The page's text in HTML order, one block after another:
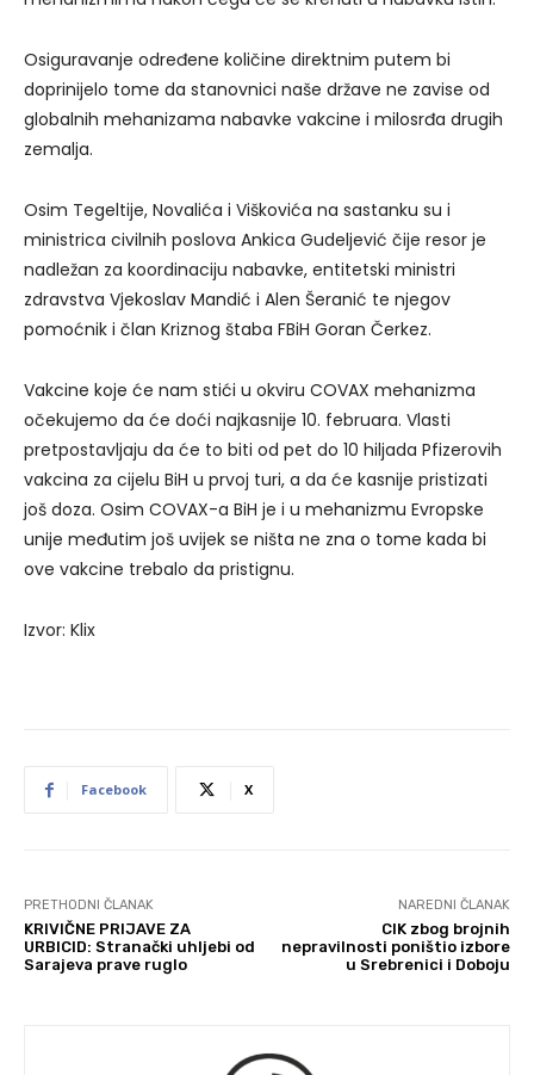
Osiguravanje određene količine direktnim putem bi
doprinijelo tome da stanovnici naše države ne zavise od
globalnih mehanizama nabavke vakcine i milosrđa drugih
zemalja.
Osim Tegeltije, Novalića i Viškovića na sastanku su i
ministrica civilnih poslova Ankica Gudeljević čije resor je
nadležan za koordinaciju nabavke, entitetski ministri
zdravstva Vjekoslav Mandić i Alen Šeranić te njegov
pomoćnik i član Kriznog štaba FBiH Goran Čerkez.
Vakcine koje će nam stići u okviru COVAX mehanizma
očekujemo da će doći najkasnije 10. februara. Vlasti
pretpostavljaju da će to biti od pet do 10 hiljada Pfizerovih
vakcina za cijelu BiH u prvoj turi, a da će kasnije pristizati
još doza. Osim COVAX-a BiH je i u mehanizmu Evropske
unije međutim još uvijek se ništa ne zna o tome kada bi
ove vakcine trebalo da pristignu.
Izvor: Klix
Facebook X
PRETHODNI ČLANAK
KRIVIČNE PRIJAVE ZA
URBICID: Stranački uhljebi od
Sarajeva prave ruglo
NAREDNI ČLANAK
CIK zbog brojnih
nepravilnosti poništio izbore
u Srebrenici i Doboju